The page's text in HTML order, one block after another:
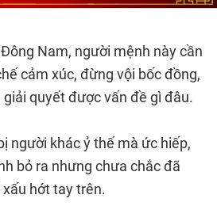
Nam, người mệnh này cần
cảm xúc, đừng vội bốc đồng,
quyết được vấn đề gì đâu.
người khác ỷ thế mà ức hiếp,
bỏ ra nhưng chưa chắc đã
hớt tay trên.